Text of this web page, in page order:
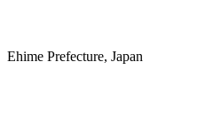
Ehime Prefecture, Japan